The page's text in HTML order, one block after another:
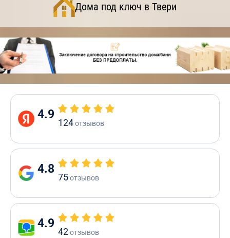
Дома под ключ в Твери
4.9
124отзывов
4.8
75отзывов
4.9
42отзывов